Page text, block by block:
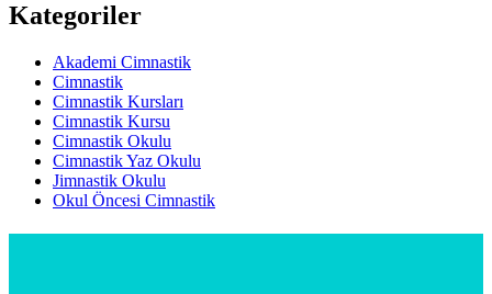
Kategoriler
Akademi Cimnastik
Cimnastik
Cimnastik Kursları
Cimnastik Kursu
Cimnastik Okulu
Cimnastik Yaz Okulu
Jimnastik Okulu
Okul Öncesi Cimnastik